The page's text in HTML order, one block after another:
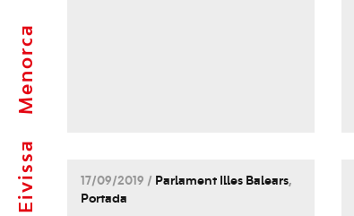
Eivissa
Menorca
17/09/2019 / Parlament Illes Balears,
Portada